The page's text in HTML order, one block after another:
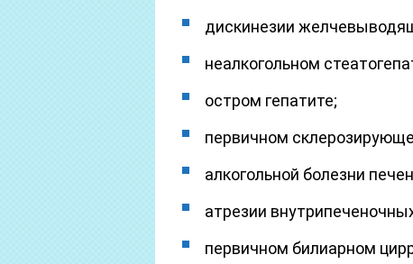
дискинезии
неалкогольном
остром гепатите;
первичном
алкогольной болезни
атрезии
первичном билиарном